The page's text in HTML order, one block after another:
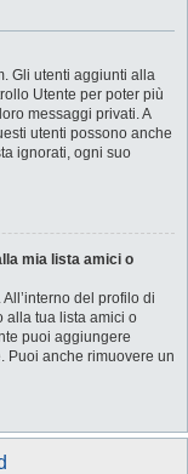
Gli utenti aggiunti alla
Utente per poter più
messaggi privati. A
utenti possono anche
ignorati, ogni suo
mia lista amici o
del profilo di
alla tua lista amici o
puoi aggiungere
Puoi anche rimuovere un